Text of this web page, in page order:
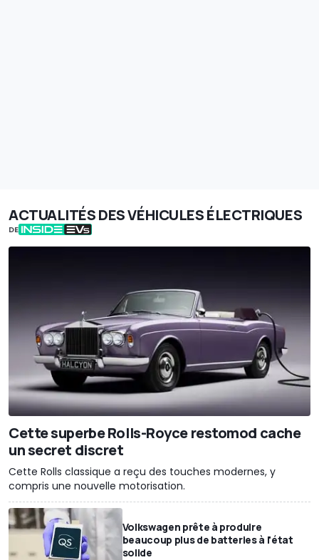
ACTUALITÉS DES VÉHICULES ÉLECTRIQUES
DE
Cette superbe Rolls-Royce restomod cache
un secret discret
Cette Rolls classique a reçu des touches modernes, y
compris une nouvelle motorisation.
Volkswagen prête à produire
beaucoup plus de batteries à l'état
solide